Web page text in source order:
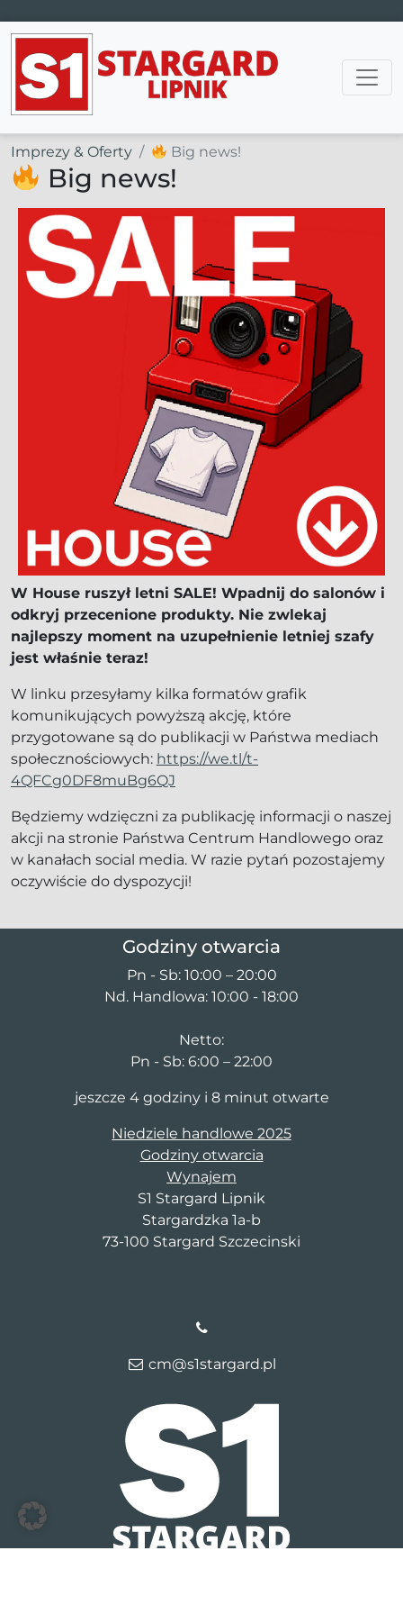
Main Navigation
Imprezy & Oferty Big news!
Big news!
W House ruszył letni SALE! Wpadnij do salonów i
odkryj przecenione produkty. Nie zwlekaj
najlepszy moment na uzupełnienie letniej szafy
jest właśnie teraz!
W linku przesyłamy kilka formatów grafik
komunikujących powyższą akcję, które
przygotowane są do publikacji w Państwa mediach
społecznościowych: https://we.tl/t-
4QFCg0DF8muBg6QJ
Będziemy wdzięczni za publikację informacji o naszej
akcji na stronie Państwa Centrum Handlowego oraz
w kanałach social media. W razie pytań pozostajemy
oczywiście do dyspozycji!
Godziny otwarcia
Pn - Sb: 10:00 – 20:00
Nd. Handlowa: 10:00 - 18:00
Netto:
Pn - Sb: 6:00 – 22:00
jeszcze 4 godziny i 8 minut otwarte
Niedziele handlowe 2025
Godziny otwarcia
Wynajem
S1 Stargard Lipnik
Stargardzka 1a-b
73-100 Stargard Szczecinski
cm@s1stargard.pl